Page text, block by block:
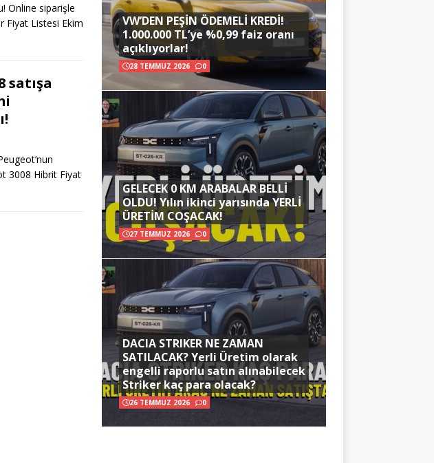
Online siparişle
Fiyat Listesi Ekim
satışa
3008 Hibrit Fiyat
VW’DEN PEŞİN ÖDEMELİ KREDİ!
1.000.000 TL’ye %0,99 faiz oranı
açıklıyorlar!
28 TEMMUZ 2026 0
GELECEK 0 KM ARABALAR BELLİ
OLDU! Yılın ikinci yarısında YERLİ
ÜRETİM COŞACAK!
27 TEMMUZ 2026 0
DACIA STRIKER NE ZAMAN
SATILACAK? Yerli Üretim olarak
engelli raporlu satın alınabilecek
Striker kaç para olacak?
26 TEMMUZ 2026 0